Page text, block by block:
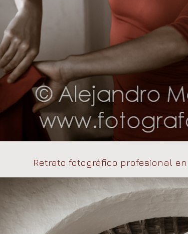
Retrato fotográfico profesional